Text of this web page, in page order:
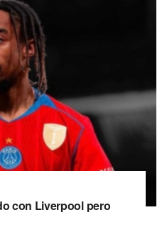
con Liverpool pero